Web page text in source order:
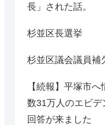
長」された話。
杉並区長選挙
杉並区議会議員補
【続報】平塚市
数31万人のエビデ
回答が来ました